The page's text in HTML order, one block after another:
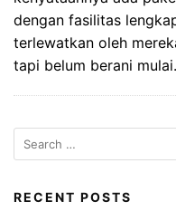
dengan fasilitas
terlewatkan oleh
tapi belum berani
Search
for:
RECENT POSTS